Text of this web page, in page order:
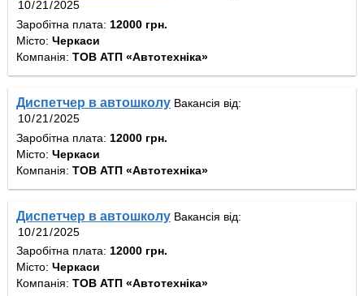
Заробітна плата: 12000 грн.
Місто: Черкаси
Компанія: ТОВ АТП «Автотехніка»
Диспетчер в автошколу Вакансія від:
Заробітна плата: 12000 грн.
Місто: Черкаси
Компанія: ТОВ АТП «Автотехніка»
Диспетчер в автошколу Вакансія від:
Заробітна плата: 12000 грн.
Місто: Черкаси
Компанія: ТОВ АТП «Автотехніка»